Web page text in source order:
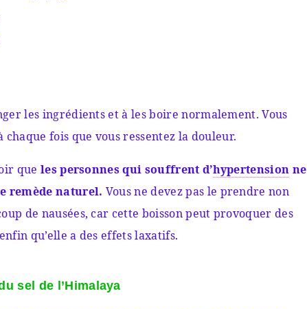
les ingrédients et à les boire normalement. Vous
fois que vous ressentez la douleur.
que les personnes qui souffrent d’hypertension ne
remède naturel. Vous ne devez pas le prendre non
de nausées, car cette boisson peut provoquer des
qu’elle a des effets laxatifs.
sel de l’Himalaya